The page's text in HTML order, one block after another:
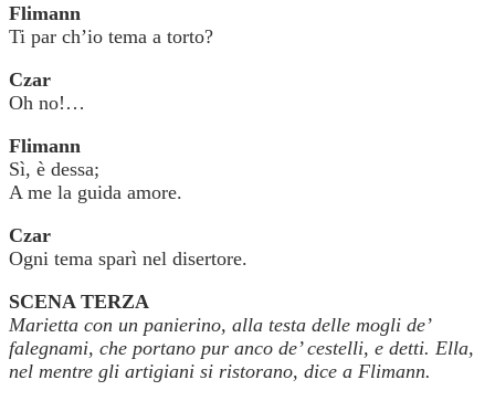
Flimann
Ti par ch’io tema a torto?
Czar
Oh no!…
Flimann
Sì, è dessa;
A me la guida amore.
Czar
Ogni tema sparì nel disertore.
SCENA TERZA
Marietta con un panierino, alla testa delle mogli de’
falegnami, che portano pur anco de’ cestelli, e detti. Ella,
nel mentre gli artigiani si ristorano, dice a Flimann.